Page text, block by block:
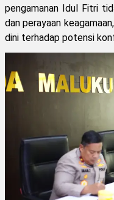
pengamanan Idul Fitri
dan perayaan
dini terhadap potensi